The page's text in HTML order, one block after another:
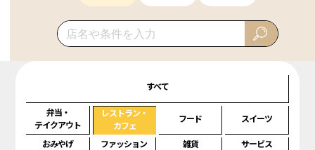
すべて
弁当・
テイクアウト
レストラン・
カフェ
フード スイーツ
おみやげ ファッション 雑貨
サービス